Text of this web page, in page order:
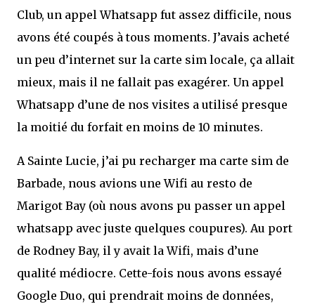
Club, un appel Whatsapp fut assez difficile, nous
avons été coupés à tous moments. J’avais acheté
un peu d’internet sur la carte sim locale, ça allait
mieux, mais il ne fallait pas exagérer. Un appel
Whatsapp d’une de nos visites a utilisé presque
la moitié du forfait en moins de 10 minutes.
A Sainte Lucie, j’ai pu recharger ma carte sim de
Barbade, nous avions une Wifi au resto de
Marigot Bay (où nous avons pu passer un appel
whatsapp avec juste quelques coupures). Au port
de Rodney Bay, il y avait la Wifi, mais d’une
qualité médiocre. Cette-fois nous avons essayé
Google Duo, qui prendrait moins de données,